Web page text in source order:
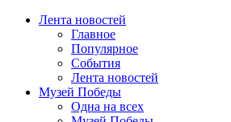
Лента новостей
Главное
Популярное
События
Лента новостей
Музей Победы
Одна на всех